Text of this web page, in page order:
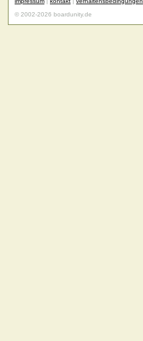
© 2002-2026 boardunity.de